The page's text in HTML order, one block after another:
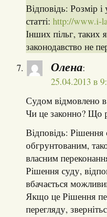
Відповідь: Розмір
статті: http://www.i-
Інших пільг, таких
законодавство не
Олена:
25.04.2013 в
Судом відмовлено в
Чи це законно? Що
Відповідь:
обгрунтованим,
власним
Рішення суду,
вбачається
Якщо це Рішення
перегляду,